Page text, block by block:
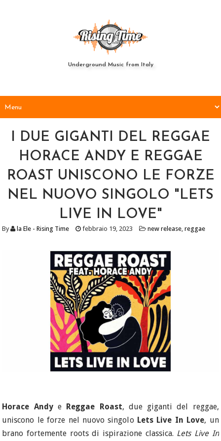
Underground Music from Italy
I DUE GIGANTI DEL REGGAE
HORACE ANDY E REGGAE
ROAST UNISCONO LE FORZE
NEL NUOVO SINGOLO "LETS
LIVE IN LOVE"
By la Ele - Rising Time febbraio 19, 2023 new release,reggae
Horace Andy e Reggae Roast, due giganti del reggae,
uniscono le forze nel nuovo singolo Lets Live In Love, un
brano fortemente roots di ispirazione classica. Lets Live In